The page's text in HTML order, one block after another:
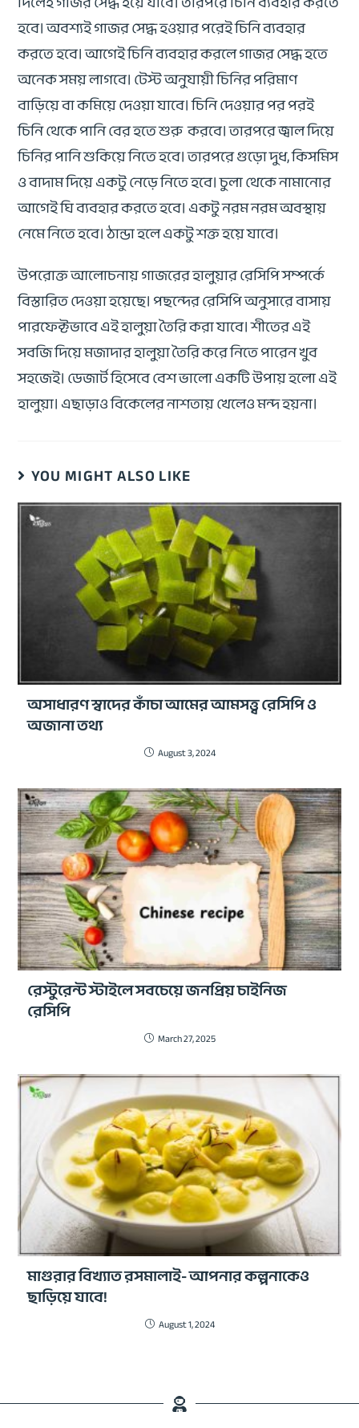
হবে। অবশ্যই গাজর সেদ্ধ হওয়ার পরেই চিনি ব্যবহার
করতে হবে। আগেই চিনি ব্যবহার করলে গাজর সেদ্ধ হতে
অনেক সময় লাগবে। টেস্ট অনুযায়ী চিনির পরিমাণ
বাড়িয়ে বা কমিয়ে দেওয়া যাবে। চিনি দেওয়ার পর পরই
চিনি থেকে পানি বের হতে শুরু করবে। তারপরে জ্বাল দিয়ে
চিনির পানি শুকিয়ে নিতে হবে। তারপরে গুড়ো দুধ, কিসমিস
ও বাদাম দিয়ে একটু নেড়ে নিতে হবে। চুলা থেকে নামানোর
আগেই ঘি ব্যবহার করতে হবে। একটু নরম নরম অবস্থায়
নেমে নিতে হবে। ঠান্ডা হলে একটু শক্ত হয়ে যাবে।
উপরোক্ত আলোচনায় গাজরের হালুয়ার রেসিপি সম্পর্কে
বিস্তারিত দেওয়া হয়েছে। পছন্দের রেসিপি অনুসারে বাসায়
পারফেক্টভাবে এই হালুয়া তৈরি করা যাবে। শীতের এই
সবজি দিয়ে মজাদার হালুয়া তৈরি করে নিতে পারেন খুব
সহজেই। ডেজার্ট হিসেবে বেশ ভালো একটি উপায় হলো এই
হালুয়া। এছাড়াও বিকেলের নাশতায় খেলেও মন্দ হয়না।
YOU MIGHT ALSO LIKE
অসাধারণ স্বাদের কাঁচা আমের আমসত্ত্ব রেসিপি ও
অজানা তথ্য
August 3, 2024
রেস্টুরেন্ট স্টাইলে সবচেয়ে জনপ্রিয় চাইনিজ
রেসিপি
March 27, 2025
মাগুরার বিখ্যাত রসমালাই- আপনার কল্পনাকেও
ছাড়িয়ে যাবে!
August 1, 2024